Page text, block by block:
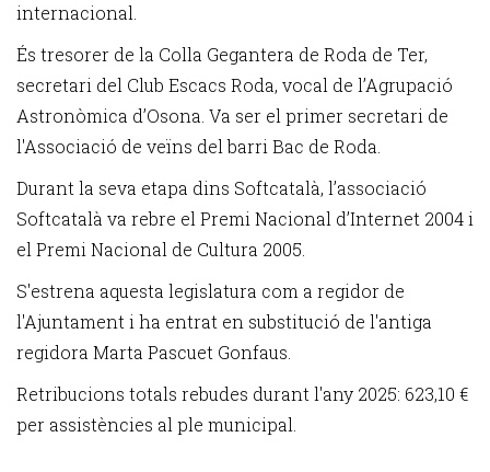
internacional.
És tresorer de la Colla Gegantera de Roda de Ter,
secretari del Club Escacs Roda, vocal de l’Agrupació
Astronòmica d’Osona. Va ser el primer secretari de
l'Associació de veïns del barri Bac de Roda.
Durant la seva etapa dins Softcatalà, l’associació
Softcatalà va rebre el Premi Nacional d’Internet 2004 i
el Premi Nacional de Cultura 2005.
S'estrena aquesta legislatura com a regidor de
l'Ajuntament i ha entrat en substitució de l'antiga
regidora Marta Pascuet Gonfaus.
Retribucions totals rebudes durant l'any 2025: 623,10 €
per assistències al ple municipal.